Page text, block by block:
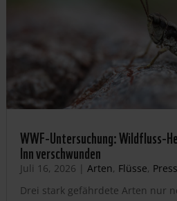
WWF-Untersuchung: Wildfluss-
Inn verschwunden
Juli 16, 2026 | Arten, Flüsse,
Drei stark gefährdete Arten nur